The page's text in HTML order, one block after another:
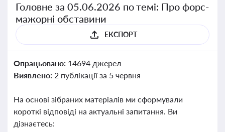
Головне за 05.06.2026 по темі: Про форс-
мажорні обставини
ЕКСПОРТ
Опрацьовано: 14694 джерел
Виявлено: 2 публікації за 5 червня
На основі зібраних матеріалів ми сформували
короткі відповіді на актуальні запитання. Ви
дізнаєтесь: